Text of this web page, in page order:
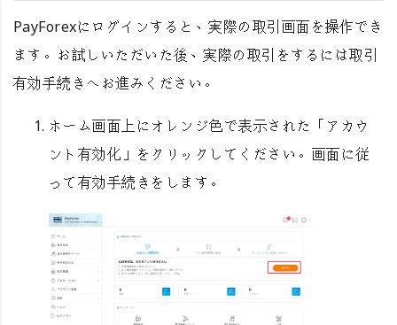
PayForexにログインすると、実際の取引画面を操作でき
ます。お試しいただいた後、実際の取引をするには取引
有効手続きへお進みください。
ホーム画面上にオレンジ色で表示された「アカウ
ント有効化」をクリックしてください。画面に従
って有効手続きをします。